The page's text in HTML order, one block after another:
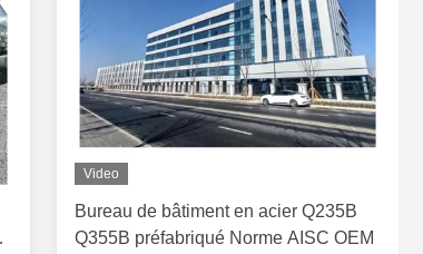
Video
Bureau de bâtiment en acier Q235B
Q355B préfabriqué Norme AISC OEM